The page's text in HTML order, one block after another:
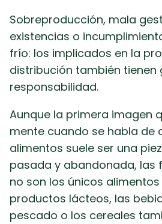
Sobreproducción, mala
existencias o
frío: los implicados en la
distribución también tienen
responsabilidad.
Aunque la primera imagen
mente cuando se habla de
alimentos suele ser una
pasada y abandonada, las
no son los únicos
productos lácteos, las
pescado o los cereales